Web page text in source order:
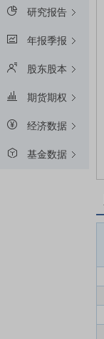
研究报告
年报季报
股东股本
期货期权
经济数据
基金数据